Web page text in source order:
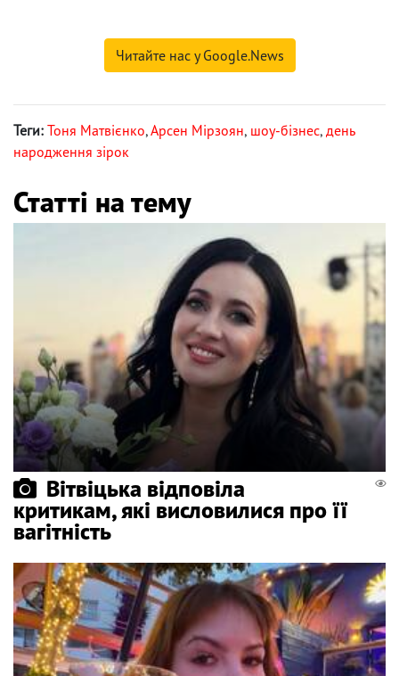
Читайте нас у Google.News
Теги: Тоня Матвієнко,Арсен Мірзоян, шоу-бізнес, день
народження зірок
Статті на тему
Вітвіцька відповіла
критикам, які висловилися про її
вагітність